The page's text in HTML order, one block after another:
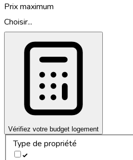
Prix maximum
Choisir...
Vérifiez votre budget logement
Type de propriété